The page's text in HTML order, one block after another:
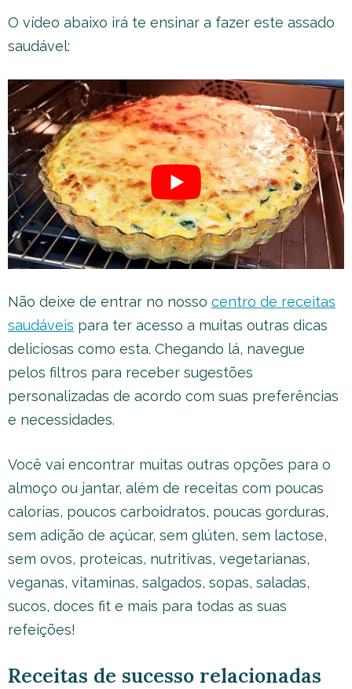
O vídeo abaixo irá te ensinar a fazer este assado
saudável:
Não deixe de entrar no nosso centro de receitas
saudáveis para ter acesso a muitas outras dicas
deliciosas como esta. Chegando lá, navegue
pelos filtros para receber sugestões
personalizadas de acordo com suas preferências
e necessidades.
Você vai encontrar muitas outras opções para o
almoço ou jantar, além de receitas com poucas
calorias, poucos carboidratos, poucas gorduras,
sem adição de açúcar, sem glúten, sem lactose,
sem ovos, proteicas, nutritivas, vegetarianas,
veganas, vitaminas, salgados, sopas, saladas,
sucos, doces fit e mais para todas as suas
refeições!
Receitas de sucesso relacionadas